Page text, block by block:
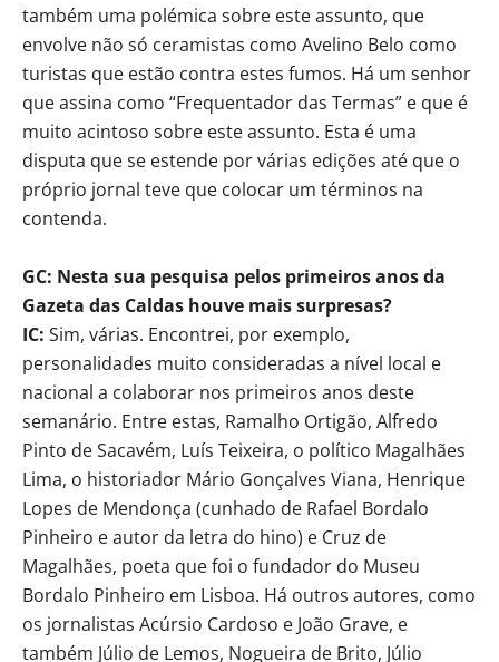
também uma polémica sobre este assunto, que
envolve não só ceramistas como Avelino Belo como
turistas que estão contra estes fumos. Há um senhor
que assina como “Frequentador das Termas” e que é
muito acintoso sobre este assunto. Esta é uma
disputa que se estende por várias edições até que o
próprio jornal teve que colocar um términos na
contenda.
GC: Nesta sua pesquisa pelos primeiros anos da
Gazeta das Caldas houve mais surpresas?
IC: Sim, várias. Encontrei, por exemplo,
personalidades muito consideradas a nível local e
nacional a colaborar nos primeiros anos deste
semanário. Entre estas, Ramalho Ortigão, Alfredo
Pinto de Sacavém, Luís Teixeira, o político Magalhães
Lima, o historiador Mário Gonçalves Viana, Henrique
Lopes de Mendonça (cunhado de Rafael Bordalo
Pinheiro e autor da letra do hino) e Cruz de
Magalhães, poeta que foi o fundador do Museu
Bordalo Pinheiro em Lisboa. Há outros autores, como
os jornalistas Acúrsio Cardoso e João Grave, e
também Júlio de Lemos, Nogueira de Brito, Júlio